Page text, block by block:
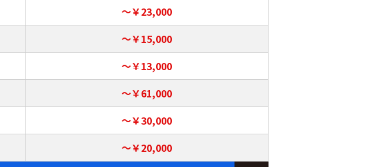
～￥23,000
～￥15,000
～￥13,000
～￥61,000
～￥30,000
～￥20,000